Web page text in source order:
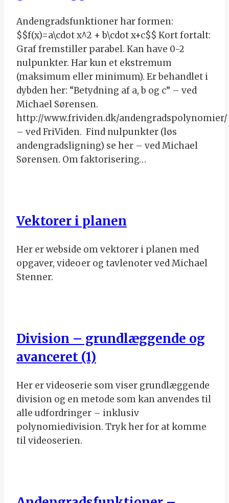
Andengradsfunktioner har formen:
$$f(x)=a\cdot x^2 + b\cdot x+c$$ Kort fortalt:
Graf fremstiller parabel. Kan have 0-2
nulpunkter. Har kun et ekstremum
(maksimum eller minimum). Er behandlet i
dybden her: “Betydning af a, b og c” – ved
Michael Sørensen.
http://www.frividen.dk/andengradspolynomier/
– ved FriViden. Find nulpunkter (løs
andengradsligning) se her – ved Michael
Sørensen. Om faktorisering…
Vektorer i planen
Her er webside om vektorer i planen med
opgaver, videoer og tavlenoter ved Michael
Stenner.
Division – grundlæggende og
avanceret (1)
Her er videoserie som viser grundlæggende
division og en metode som kan anvendes til
alle udfordringer – inklusiv
polynomiedivision. Tryk her for at komme
til videoserien.